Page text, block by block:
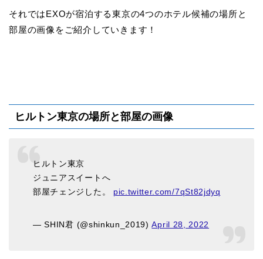
それではEXOが宿泊する東京の4つのホテル候補の場所と
部屋の画像をご紹介していきます！
ヒルトン東京の場所と部屋の画像
ヒルトン東京
ジュニアスイートへ
部屋チェンジした。 pic.twitter.com/7qSt82jdyq
— SHIN君 (@shinkun_2019)April 28, 2022